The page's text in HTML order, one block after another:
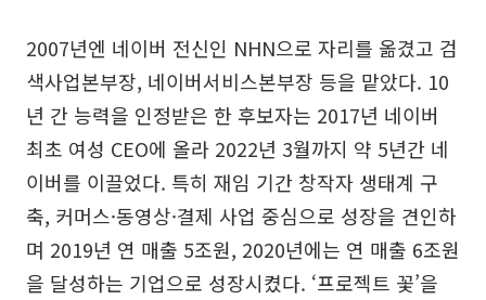
2007년엔 네이버 전신인 NHN으로 자리를 옮겼고 검
색사업본부장, 네이버서비스본부장 등을 맡았다. 10
년 간 능력을 인정받은 한 후보자는 2017년 네이버
최초 여성 CEO에 올라 2022년 3월까지 약 5년간 네
이버를 이끌었다. 특히 재임 기간 창작자 생태계 구
축, 커머스·동영상·결제 사업 중심으로 성장을 견인하
며 2019년 연 매출 5조원, 2020년에는 연 매출 6조원
을 달성하는 기업으로 성장시켰다. ‘프로젝트 꽃’을